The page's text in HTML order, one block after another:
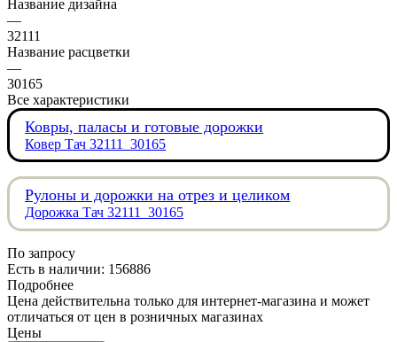
Название дизайна
—
32111
Название расцветки
—
30165
Все характеристики
Ковры, паласы и готовые дорожки
Ковер Тач 32111_30165
Рулоны и дорожки на отрез и целиком
Дорожка Тач 32111_30165
По запросу
Есть в наличии: 156886
Подробнее
Цена действительна только для интернет-магазина и может
отличаться от цен в розничных магазинах
Цены